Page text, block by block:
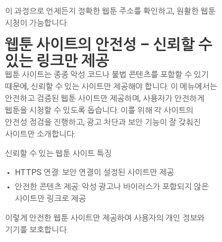
이 과정으로 언제든지 정확한 웹툰 주소를 확인하고, 원활한 웹툰
시청이 가능합니다.
웹툰 사이트의 안전성 – 신뢰할 수
있는 링크만 제공
웹툰 사이트는 종종 악성 코드나 불법 콘텐츠를 포함할 수 있기
때문에, 신뢰할 수 있는 사이트만 제공해야 합니다. 이 메뉴에서는
안전하고 검증된 웹툰 사이트만 제공하며, 사용자가 안전하게
웹툰을 시청할 수 있도록 돕습니다. 이를 위해 각 사이트의
안전성 점검을 진행하고, 광고 차단과 보안 기능이 잘 갖춰진
사이트만 소개합니다.
신뢰할 수 있는 웹툰 사이트 특징
HTTPS 연결: 보안 연결이 설정된 사이트만 제공
안전한 콘텐츠 제공: 악성 광고나 바이러스가 포함되지 않은
사이트만 링크로 제공
이렇게 안전한 웹툰 사이트만 제공하여 사용자의 개인 정보와
기기를 보호합니다.